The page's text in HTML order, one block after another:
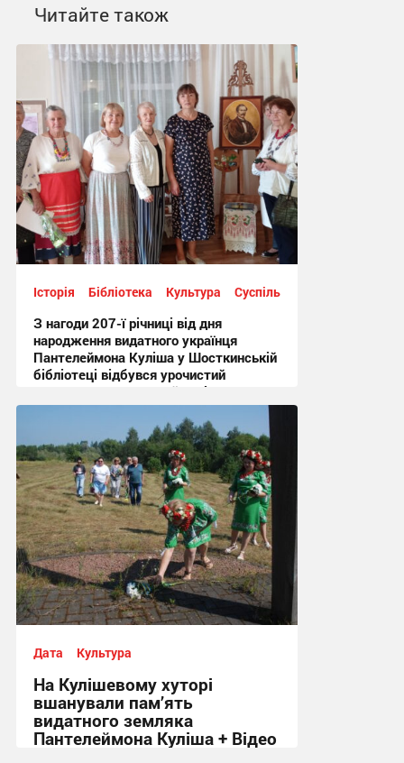
Читайте також
Історія Бібліотека Культура Суспільство
З нагоди 207-ї річниці від дня
народження видатного українця
Пантелеймона Куліша у Шосткинській
бібліотеці відбувся урочистий
культурно-мистецький захід + Фото
Дата Культура
На Кулішевому хуторі
вшанували пам’ять
видатного земляка
Пантелеймона Куліша + Відео